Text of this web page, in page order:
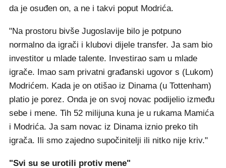
da je osuđen on, a ne i takvi poput Modrića.
"Na prostoru bivše Jugoslavije bilo je potpuno
normalno da igrači i klubovi dijele transfer. Ja sam bio
investitor u mlade talente. Investirao sam u mlade
igrače. Imao sam privatni građanski ugovor s (Lukom)
Modrićem. Kada je on otišao iz Dinama (u Tottenham)
platio je porez. Onda je on svoj novac podijelio između
sebe i mene. Tih 52 milijuna kuna je u rukama Mamića
i Modrića. Ja sam novac iz Dinama iznio preko tih
igrača. Ili smo zajedno supočinitelji ili nitko nije kriv."
"Svi su se urotili protiv mene"